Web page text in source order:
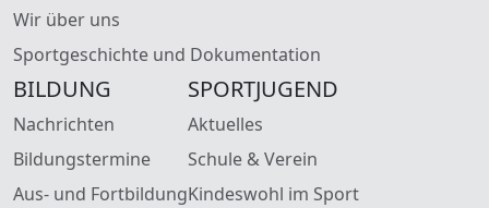
Wir über uns
Sportgeschichte und Dokumentation
BILDUNG
Nachrichten
Bildungstermine
Aus- und Fortbildung
SPORTJUGEND
Aktuelles
Schule & Verein
Kindeswohl im Sport